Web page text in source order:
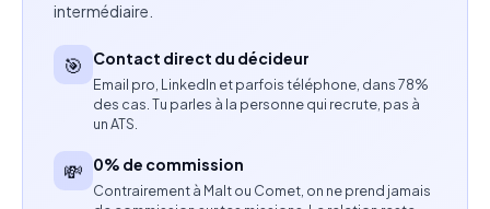
Collaborer avec les équipes basées en France et
au Brésil dans un environnement international.
Compétences attendues
Expérience en environnement industriel
intermédiaire.
🎯 Contact direct du décideur
Email pro, LinkedIn et parfois téléphone, dans 78%
des cas. Tu parles à la personne qui recrute, pas à
un ATS.
💸 0% de commission
Contrairement à Malt ou Comet, on ne prend jamais